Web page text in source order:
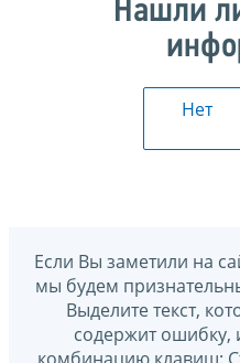
Нашли
Нет
Если Вы заметили на
мы будем
Выделите текст,
содержит ошибку,